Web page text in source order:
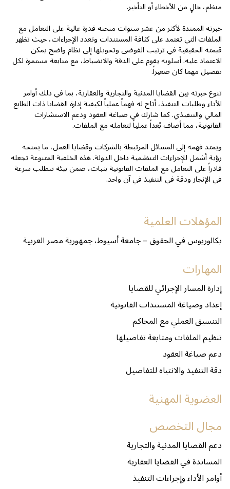
منظم، خالٍ من الأخطاء أو التأخير.
خبرته الممتدة لأكثر من عشر سنوات منحته قدرة عالية على التعامل مع
الملفات التي تعتمد على كثافة المستندات وتعدد الإجراءات، حيث تظهر
قيمته الحقيقية في ترتيب الفوضى وتحويلها إلى نظام واضح يمكن
الاعتماد عليه. أسلوبه يقوم على الدقة والانضباط، مع متابعة مستمرة لكل
تفصيل مهما كان صغيراً.
تنوع خبرته بين القضايا المدنية والتجارية والعقارية، بما في ذلك أوامر
الأداء وطلبات التنفيذ، أتاح له فهماً عملياً لكيفية إدارة القضايا ذات الطابع
المالي والتنفيذي. كما شارك في صياغة العقود ودعم الاستشارات
القانونية، مما أضاف بُعداً عملياً لتعامله مع الملفات.
ويمتد فهمه إلى المسائل المرتبطة بالشركات وقضايا العمل، ما يمنحه
رؤية أشمل للإجراءات التنظيمية داخل الدولة. هذه الخلفية المتنوعة تجعله
قادراً على التعامل مع الملفات القانونية بثبات، ضمن بيئة تتطلب سرعة
في الإنجاز ودقة في التنفيذ في آن واحد.
المؤهلات العلمية
بكالوريوس في الحقوق – جامعة أسيوط، جمهورية مصر العربية
المهارات
إدارة المسار الإجرائي للقضايا
إعداد وصياغة المستندات القانونية
التنسيق العملي مع المحاكم
تنظيم الملفات ومتابعة تفاصيلها
دعم صياغة العقود
دقة التنفيذ والانتباه للتفاصيل
العضوية المهنية
مجال التخصص
دعم القضايا المدنية والتجارية
المساندة في القضايا العقارية
أوامر الأداء وإجراءات التنفيذ